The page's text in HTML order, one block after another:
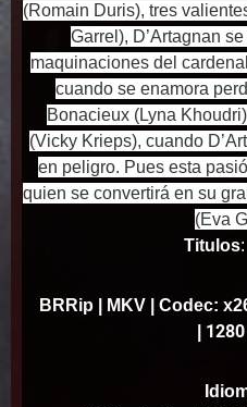
(Romain Duris), tres
Garrel), D’Artagnan
maquinaciones del
cuando se enamora
Bonacieux (Lyna
(Vicky Krieps), cuando
en peligro. Pues esta
quien se convertirá en su
(Eva
Titulos:
BRRip
| MKV | Codec: